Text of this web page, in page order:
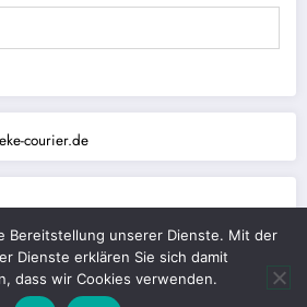
courier.de
Datenschutzerklärung
Impressum
Bereitstellung unserer Dienste. Mit der
Dienste erklären Sie sich damit
dass wir Cookies verwenden.